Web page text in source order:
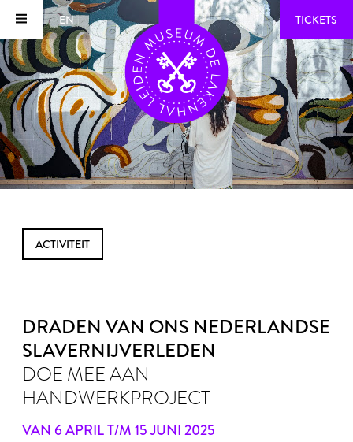
EN TICKETS
ACTIVITEIT
DRADEN VAN ONS NEDERLANDSE
SLAVERNIJVERLEDEN
DOE MEE AAN
HANDWERKPROJECT
VAN 6 APRIL T/M 15 JUNI 2025